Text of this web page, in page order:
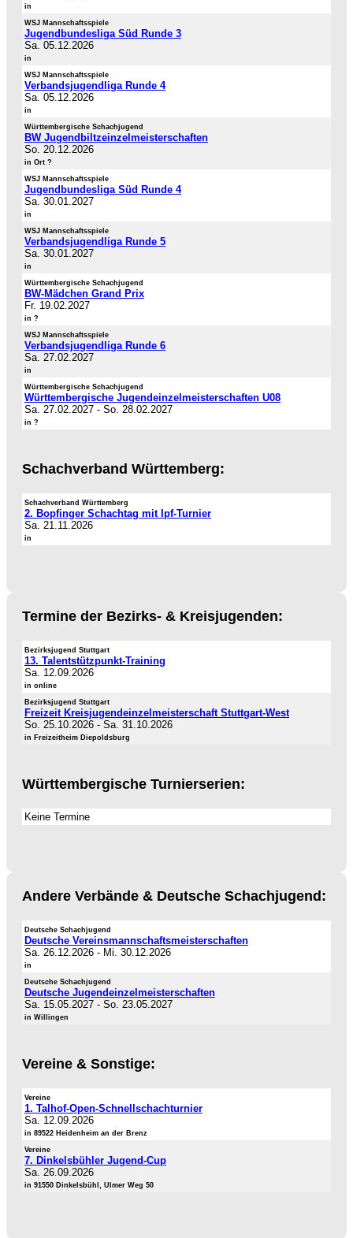
in
WSJ Mannschaftsspiele
Jugendbundesliga Süd Runde 3
Sa. 05.12.2026
in
WSJ Mannschaftsspiele
Verbandsjugendliga Runde 4
Sa. 05.12.2026
in
Württembergische Schachjugend
BW Jugendbiltzeinzelmeisterschaften
So. 20.12.2026
in Ort ?
WSJ Mannschaftsspiele
Jugendbundesliga Süd Runde 4
Sa. 30.01.2027
in
WSJ Mannschaftsspiele
Verbandsjugendliga Runde 5
Sa. 30.01.2027
in
Württembergische Schachjugend
BW-Mädchen Grand Prix
Fr. 19.02.2027
in ?
WSJ Mannschaftsspiele
Verbandsjugendliga Runde 6
Sa. 27.02.2027
in
Württembergische Schachjugend
Württembergische Jugendeinzelmeisterschaften U08
Sa. 27.02.2027 - So. 28.02.2027
in ?
Schachverband Württemberg:
Schachverband Württemberg
2. Bopfinger Schachtag mit Ipf-Turnier
Sa. 21.11.2026
in
Termine der Bezirks- & Kreisjugenden:
Bezirksjugend Stuttgart
13. Talentstützpunkt-Training
Sa. 12.09.2026
in online
Bezirksjugend Stuttgart
Freizeit Kreisjugendeinzelmeisterschaft Stuttgart-West
So. 25.10.2026 - Sa. 31.10.2026
in Freizeitheim Diepoldsburg
Württembergische Turnierserien:
Keine Termine
Andere Verbände & Deutsche Schachjugend:
Deutsche Schachjugend
Deutsche Vereinsmannschaftsmeisterschaften
Sa. 26.12.2026 - Mi. 30.12.2026
in
Deutsche Schachjugend
Deutsche Jugendeinzelmeisterschaften
Sa. 15.05.2027 - So. 23.05.2027
in Willingen
Vereine & Sonstige:
Vereine
1. Talhof-Open-Schnellschachturnier
Sa. 12.09.2026
in 89522 Heidenheim an der Brenz
Vereine
7. Dinkelsbühler Jugend-Cup
Sa. 26.09.2026
in 91550 Dinkelsbühl, Ulmer Weg 50